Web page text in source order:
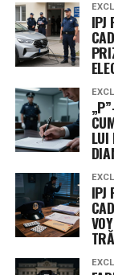
IPJ
LUI
IPJ